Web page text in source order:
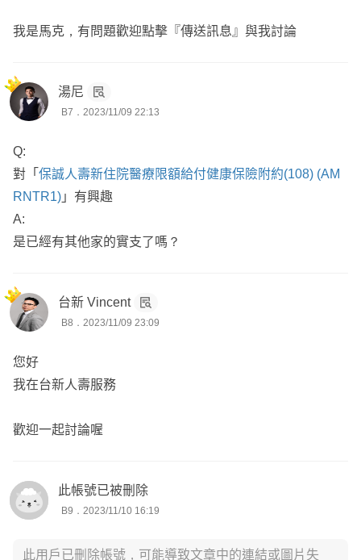
我是馬克，有問題歡迎點擊『傳送訊息』與我討論
湯尼
B7．2023/11/09 22:13
Q:
對「 保誠人壽新住院醫療限額給付健康保險附約(108) (AM
RNTR1) 」有興趣
A:
是已經有其他家的實支了嗎？
台新 Vincent
B8．2023/11/09 23:09
您好
我在台新人壽服務
歡迎一起討論喔
此帳號已被刪除
B9．2023/11/10 16:19
此用戶已刪除帳號，可能導致文章中的連結或圖片失